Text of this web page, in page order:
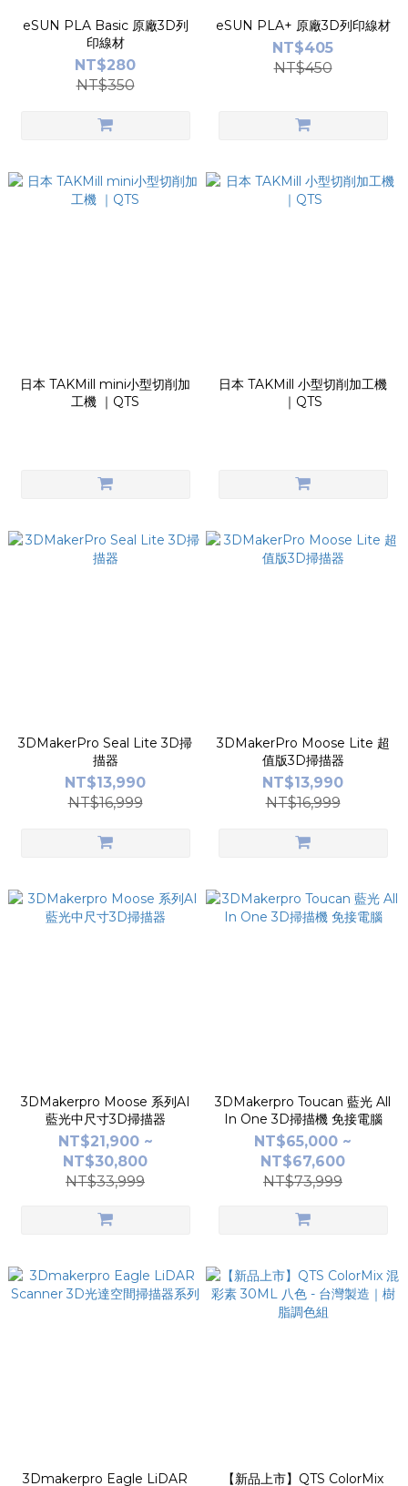
eSUN PLA Basic 原廠3D列
印線材
NT$280
NT$350
eSUN PLA+ 原廠3D列印線材
NT$405
NT$450
日本 TAKMill mini小型切削加
工機 ｜QTS
日本 TAKMill 小型切削加工機
｜QTS
3DMakerPro Seal Lite 3D掃
描器
NT$13,990
NT$16,999
3DMakerPro Moose Lite 超
值版3D掃描器
NT$13,990
NT$16,999
3DMakerpro Moose 系列AI
藍光中尺寸3D掃描器
NT$21,900 ~
NT$30,800
NT$33,999
3DMakerpro Toucan 藍光 All
In One 3D掃描機 免接電腦
NT$65,000 ~
NT$67,600
NT$73,999
3Dmakerpro Eagle LiDAR 【新品上市】QTS ColorMix